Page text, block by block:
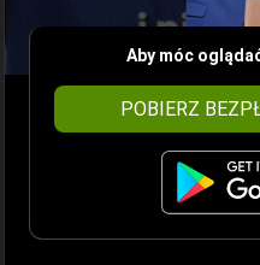
Aby móc
POBIERZ